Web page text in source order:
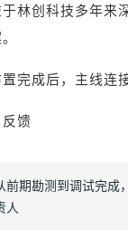
林创科技多年来
置完成后，主线连
反馈
前期勘测到调试完成
人